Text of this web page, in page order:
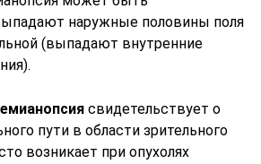
наружные половины поля
(выпадают внутренние
свидетельствует о
пути в области зрительного
возникает при опухолях